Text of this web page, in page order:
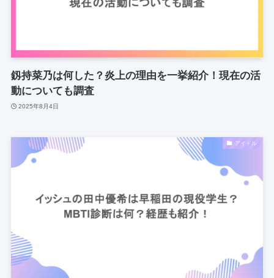
釼持菜乃は何した？炎上の理由を一挙紹介！現在の活
動についても調査
2025年8月4日
アイドル